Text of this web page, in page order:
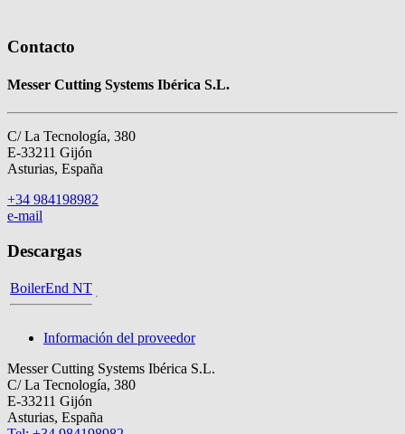
Contacto
Messer Cutting Systems Ibérica S.L.
C/ La Tecnología, 380
E-33211 Gijón
Asturias, España
+34 984198982
e-mail
Descargas
BoilerEnd NT
Información del proveedor
Messer Cutting Systems Ibérica S.L.
C/ La Tecnología, 380
E-33211 Gijón
Asturias, España